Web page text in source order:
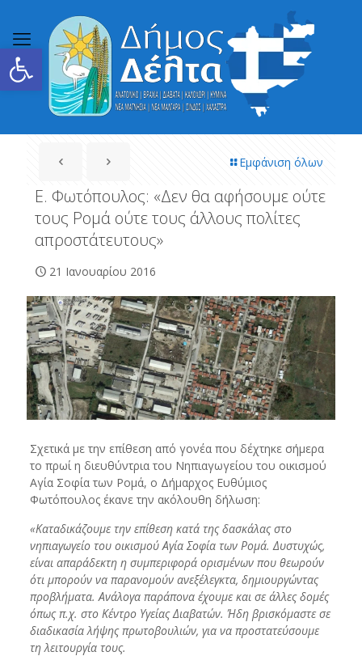
Ανοίξτε τη γραμμή εργαλείων
Εμφάνιση όλων
Ε. Φωτόπουλος: «Δεν θα αφήσουμε ούτε
τους Ρομά ούτε τους άλλους πολίτες
απροστάτευτους»
21 Ιανουαρίου 2016
Σχετικά με την επίθεση από γονέα που δέχτηκε σήμερα
το πρωί η διευθύντρια του Νηπιαγωγείου του οικισμού
Αγία Σοφία των Ρομά, ο Δήμαρχος Ευθύμιος
Φωτόπουλος έκανε την ακόλουθη δήλωση:
«Καταδικάζουμε την επίθεση κατά της δασκάλας στο
νηπιαγωγείο του οικισμού Αγία Σοφία των Ρομά. Δυστυχώς,
είναι απαράδεκτη η συμπεριφορά ορισμένων που θεωρούν
ότι μπορούν να παρανομούν ανεξέλεγκτα, δημιουργώντας
προβλήματα. Ανάλογα παράπονα έχουμε και σε άλλες δομές
όπως π.χ. στο Κέντρο Υγείας Διαβατών. Ήδη βρισκόμαστε σε
διαδικασία λήψης πρωτοβουλιών, για να προστατεύσουμε
τη λειτουργία τους.